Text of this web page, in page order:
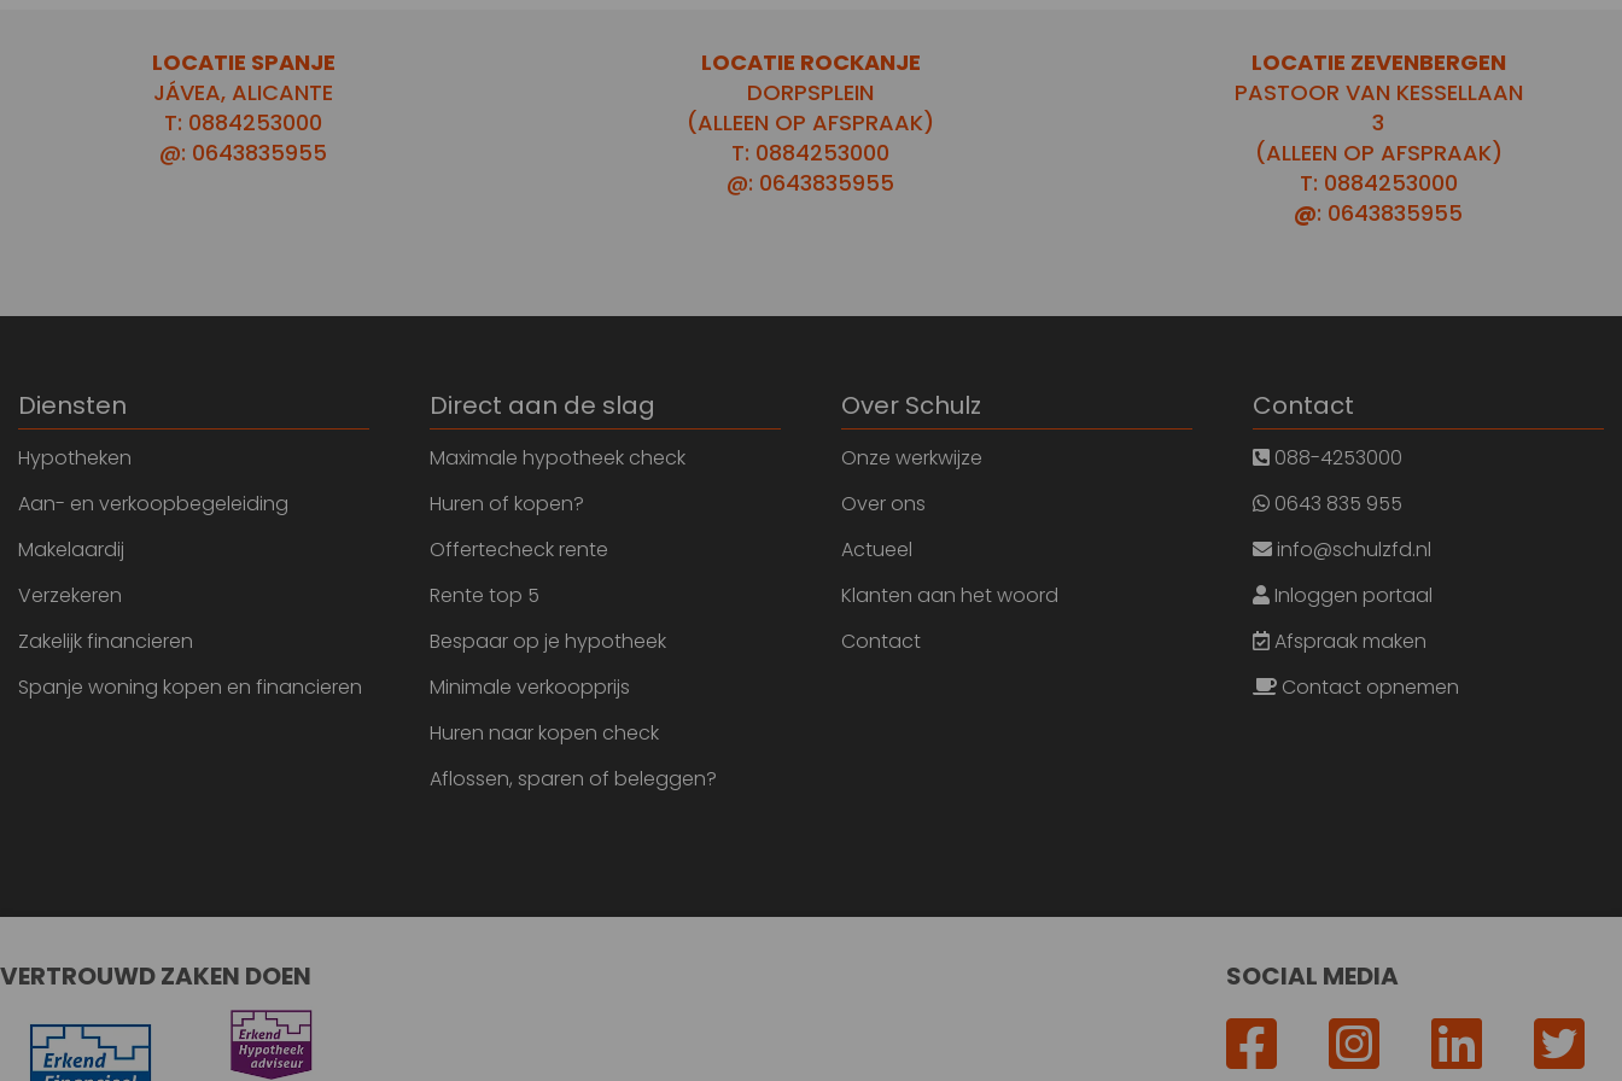
LOCATIE SPANJE
JÁVEA, ALICANTE
T: 0884253000
@: 0643835955
LOCATIE ROCKANJE
DORPSPLEIN
(ALLEEN OP AFSPRAAK)
T: 0884253000
@: 0643835955
LOCATIE ZEVENBERGEN
PASTOOR VAN KESSELLAAN
3
(ALLEEN OP AFSPRAAK)
T: 0884253000
@: 0643835955
Diensten
Hypotheken
Aan- en verkoopbegeleiding
Makelaardij
Verzekeren
Zakelijk financieren
Spanje woning kopen en financieren
Direct aan de slag
Maximale hypotheek check
Huren of kopen?
Offertecheck rente
Rente top 5
Bespaar op je hypotheek
Minimale verkoopprijs
Huren naar kopen check
Aflossen, sparen of beleggen?
Over Schulz
Onze werkwijze
Over ons
Actueel
Klanten aan het woord
Contact
Contact
088-4253000
0643 835 955
info@schulzfd.nl
Inloggen portaal
Afspraak maken
Contact opnemen
VERTROUWD ZAKEN DOEN SOCIAL MEDIA